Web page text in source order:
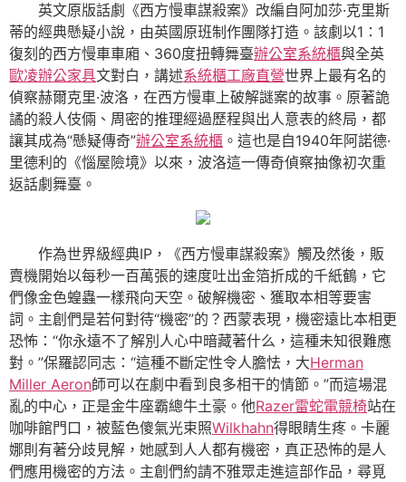
英文原版話劇《西方慢車謀殺案》改編自阿加莎·克里斯
蒂的經典懸疑小說，由英國原班制作團隊打造。該劇以1∶1
復刻的西方慢車車廂、360度扭轉舞臺辦公室系統櫃與全英
歐凌辦公家具文對白，講述系統櫃工廠直營世界上最有名的
偵察赫爾克里·波洛，在西方慢車上破解謎案的故事。原著詭
譎的殺人伎倆、周密的推理經過歷程與出人意表的終局，都
讓其成為“懸疑傳奇”辦公室系統櫃 。這也是自1940年阿諾德·
里德利的《惱屋險境》以來，波洛這一傳奇偵察抽像初次重
返話劇舞臺。
作為世界級經典IP，《西方慢車謀殺案》觸及然後，販
賣機開始以每秒一百萬張的速度吐出金箔折成的千紙鶴，它
們像金色蝗蟲一樣飛向天空。破解機密、獲取本相等要害
詞。主創們是若何對待“機密”的？西蒙表現，機密遠比本相更
恐怖：“你永遠不了解別人心中暗藏著什么，這種未知很難應
對。”保羅認同志：“這種不斷定性令人膽怯，大Herman
Miller Aeron師可以在劇中看到良多相干的情節。”而這場混
亂的中心，正是金牛座霸總牛土豪。他Razer雷蛇電競椅站在
咖啡館門口，被藍色傻氣光束照Wilkhahn得眼睛生疼。卡麗
娜則有著分歧見解，她感到人人都有機密，真正恐怖的是人
們應用機密的方法。主創們約請不雅眾走進這部作品，尋覓